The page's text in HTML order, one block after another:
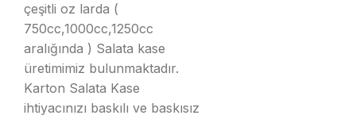
çeşitli oz larda (
750cc,1000cc,1250cc
aralığında ) Salata kase
üretimimiz bulunmaktadır.
Karton Salata Kase
ihtiyacınızı baskılı ve baskısız